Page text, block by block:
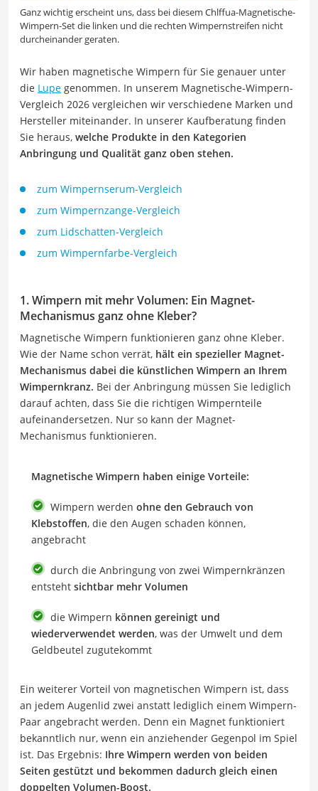
Ganz wichtig erscheint uns, dass bei diesem Chlffua-Magnetische-
Wimpern-Set die linken und die rechten Wimpernstreifen nicht
durcheinander geraten.
Wir haben magnetische Wimpern für Sie genauer unter
die Lupe genommen. In unserem Magnetische-Wimpern-
Vergleich 2026 vergleichen wir verschiedene Marken und
Hersteller miteinander. In unserer Kaufberatung finden
Sie heraus, welche Produkte in den Kategorien
Anbringung und Qualität ganz oben stehen.
zum Wimpernserum-Vergleich
zum Wimpernzange-Vergleich
zum Lidschatten-Vergleich
zum Wimpernfarbe-Vergleich
1. Wimpern mit mehr Volumen: Ein Magnet-
Mechanismus ganz ohne Kleber?
Magnetische Wimpern funktionieren ganz ohne Kleber.
Wie der Name schon verrät, hält ein spezieller Magnet-
Mechanismus dabei die künstlichen Wimpern an Ihrem
Wimpernkranz. Bei der Anbringung müssen Sie lediglich
darauf achten, dass Sie die richtigen Wimpernteile
aufeinandersetzen. Nur so kann der Magnet-
Mechanismus funktionieren.
Magnetische Wimpern haben einige Vorteile:
Wimpern werden ohne den Gebrauch von
Klebstoffen, die den Augen schaden können,
angebracht
durch die Anbringung von zwei Wimpernkränzen
entsteht sichtbar mehr Volumen
die Wimpern können gereinigt und
wiederverwendet werden, was der Umwelt und dem
Geldbeutel zugutekommt
Ein weiterer Vorteil von magnetischen Wimpern ist, dass
an jedem Augenlid zwei anstatt lediglich einem Wimpern-
Paar angebracht werden. Denn ein Magnet funktioniert
bekanntlich nur, wenn ein anziehender Gegenpol im Spiel
ist. Das Ergebnis: Ihre Wimpern werden von beiden
Seiten gestützt und bekommen dadurch gleich einen
doppelten Volumen-Boost.